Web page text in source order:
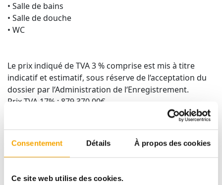
Consentement Détails À propos des cookies
Ce site web utilise des cookies.
• Salle de bains
• Salle de douche
• WC
Le prix indiqué de TVA 3 % comprise est mis à titre
indicatif et estimatif, sous réserve de l‘acceptation du
dossier par l‘Administration de l‘Enregistrement.
Prix TVA 17% : 879.370,00€.
Vous souhaitez plus d'infos sur ce bien ?
Merci de prendre contact avec Sabrina Furini :
sabrina.furini@tracol.lu / (+352) 26 58 60 1